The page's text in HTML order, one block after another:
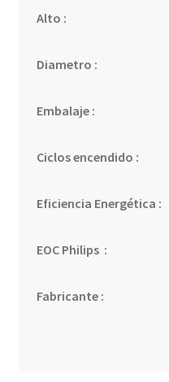
Alto :
Diametro :
Embalaje :
Ciclos encendido :
Eficiencia Energética :
EOC Philips :
Fabricante :